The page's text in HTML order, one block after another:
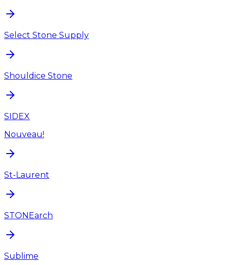
Select Stone Supply
Shouldice Stone
SIDEX
Nouveau!
St-Laurent
STONEarch
Sublime